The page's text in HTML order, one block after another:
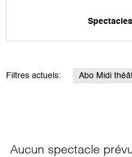
Filtres actuels: Abo Midi
Aucun spectacle